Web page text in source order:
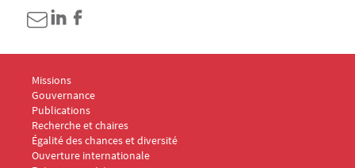
Menu Footer Fondation Panthéon-Assas 1
Missions
Gouvernance
Publications
Menu Footer Fondation Panthéon-Assas 2
Recherche et chaires
Égalité des chances et diversité
Ouverture internationale